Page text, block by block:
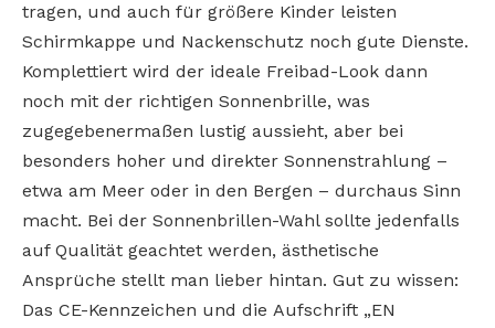
tragen, und auch für größere Kinder leisten
Schirmkappe und Nackenschutz noch gute Dienste.
Komplettiert wird der ideale Freibad-Look dann
noch mit der richtigen Sonnenbrille, was
zugegebenermaßen lustig aussieht, aber bei
besonders hoher und direkter Sonnenstrahlung –
etwa am Meer oder in den Bergen – durchaus Sinn
macht. Bei der Sonnenbrillen-Wahl sollte jedenfalls
auf Qualität geachtet werden, ästhetische
Ansprüche stellt man lieber hintan. Gut zu wissen:
Das CE-Kennzeichen und die Aufschrift „EN